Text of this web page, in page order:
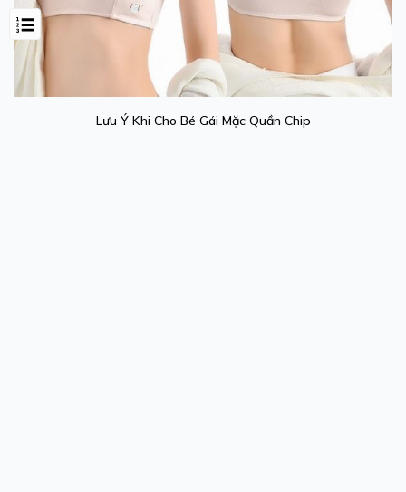
Lưu Ý Khi Cho Bé Gái Mặc Quần Chip